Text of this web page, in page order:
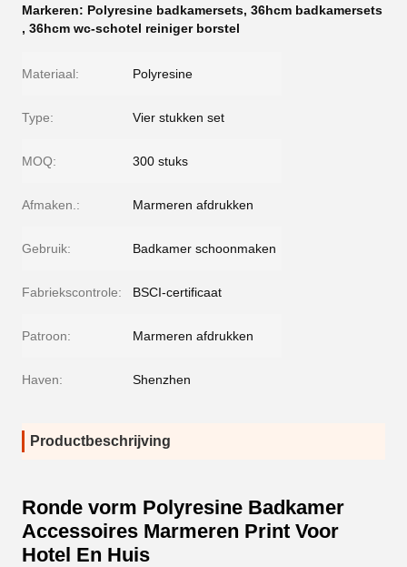
Markeren: Polyresine badkamersets, 36hcm badkamersets
, 36hcm wc-schotel reiniger borstel
Materiaal: Polyresine
Type: Vier stukken set
MOQ: 300 stuks
Afmaken.: Marmeren afdrukken
Gebruik: Badkamer schoonmaken
Fabriekscontrole: BSCI-certificaat
Patroon: Marmeren afdrukken
Haven: Shenzhen
Productbeschrijving
Ronde vorm Polyresine Badkamer
Accessoires Marmeren Print Voor
Hotel En Huis